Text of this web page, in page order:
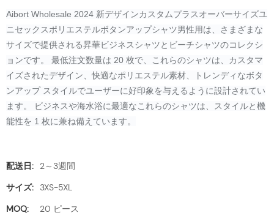
Aibort Wholesale 2024 新デザインカスタムプラスオーバーサイズユ
ニセックスポリエステルボタンアップシャツ男性用は、さまざまな
サイズで提供される昇華ビジネスシャツとビーチシャツのコレクシ
ョンです。 最低注文数量は 20 枚で、これらのシャツは、カスタマ
イズされたデザイン、快適なポリエステル素材、トレンディなボタ
ンアップ スタイルでユーザーに好印象を与えるように設計されてい
ます。 ビジネスや海水浴に最適なこれらのシャツは、スタイルと機
能性を 1 枚に兼ね備えています。
配送日:
2～3週間
サイズ: 3XS-5XL
MOQ:
20 ピース